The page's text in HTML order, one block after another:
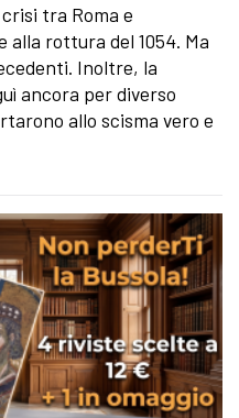
tra Roma e
alla rottura del 1054. Ma
Inoltre, la
ancora per diverso
allo scisma vero e